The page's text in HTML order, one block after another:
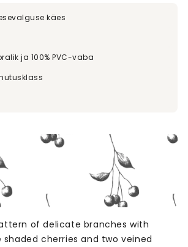
käes
ja 100% PVC-vaba
of delicate branches with
cherries and two veined